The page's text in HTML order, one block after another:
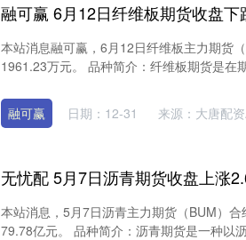
本站消息融可赢，6月12日纤维板主力期货
1961.23万元。 品种简介：纤维板期货是在
融可赢 日期：12-31 来源：大唐配
无忧配 5月7日沥青期货收盘上涨
本站消息，5月7日沥青主力期货（BUM）
79.78亿元。 品种简介：沥青期货是一种以